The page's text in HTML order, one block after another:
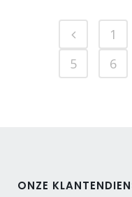
1
5
6
ONZE